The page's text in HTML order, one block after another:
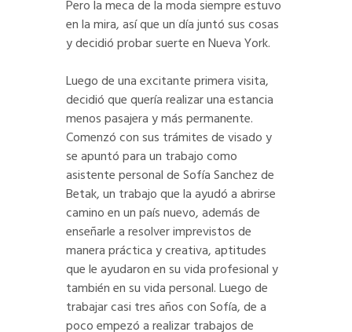
Pero la meca de la moda siempre estuvo
en la mira, así que un día juntó sus cosas
y decidió probar suerte en Nueva York.
Luego de una excitante primera visita,
decidió que quería realizar una estancia
menos pasajera y más permanente.
Comenzó con sus trámites de visado y
se apuntó para un trabajo como
asistente personal de Sofía Sanchez de
Betak, un trabajo que la ayudó a abrirse
camino en un país nuevo, además de
enseñarle a resolver imprevistos de
manera práctica y creativa, aptitudes
que le ayudaron en su vida profesional y
también en su vida personal. Luego de
trabajar casi tres años con Sofía, de a
poco empezó a realizar trabajos de